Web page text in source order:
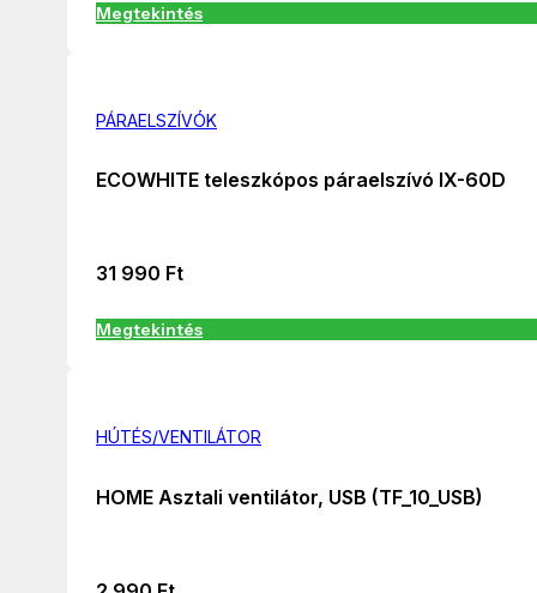
Megtekintés
PÁRAELSZÍVÓK
ECOWHITE teleszkópos páraelszívó IX-60D
31 990 Ft
Megtekintés
HÚTÉS/VENTILÁTOR
HOME Asztali ventilátor, USB (TF_10_USB)